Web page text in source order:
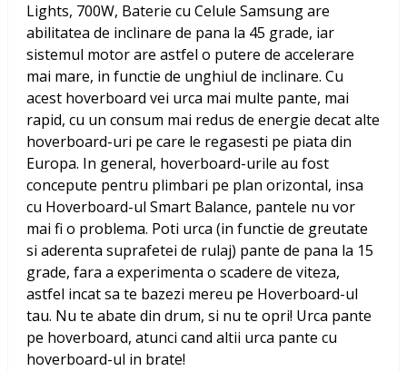
Lights, 700W, Baterie cu Celule Samsungare
abilitatea de inclinare de pana la 45 grade, iar
sistemul motor are astfel o putere de accelerare
mai mare, in functie de unghiul de inclinare. Cu
acest hoverboard vei urca mai multe pante, mai
rapid, cu un consum mai redus de energie decat alte
hoverboard-uri pe care le regasesti pe piata din
Europa. In general, hoverboard-urile au fost
concepute pentru plimbari pe plan orizontal, insa
cu Hoverboard-ul Smart Balance, pantele nu vor
mai fi o problema. Poti urca (in functie de greutate
si aderenta suprafetei de rulaj) pante de pana la 15
grade, fara a experimenta o scadere de viteza,
astfel incat sa te bazezi mereu pe Hoverboard-ul
tau. Nu te abate din drum, si nu te opri! Urca pante
pe hoverboard, atunci cand altii urca pante cu
hoverboard-ul in brate!